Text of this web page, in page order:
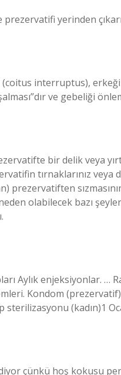
yerinden
interruptus),
ve gebeliği
bir delik veya
tırnaklarınız veya
prezervatiften
olabilecek bazı
Aylık enjeksiyonlar. …
Kondom
(kadın)1
çünkü hoş kokusu